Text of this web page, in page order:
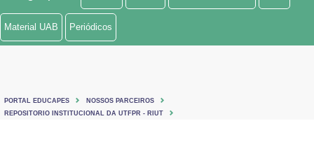
Ministério de Minas e Energia
Ministério do Turismo
Material UAB Periódicos
PORTAL EDUCAPES
NOSSOS PARCEIROS
REPOSITORIO INSTITUCIONAL DA UTFPR - RIUT